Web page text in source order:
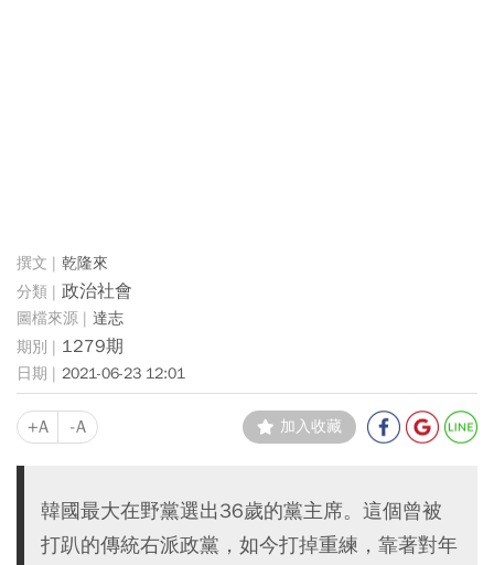
乾隆來
政治社會
達志
1279期
2021-06-23 12:01
+A -A 加入收藏
韓國最大在野黨選出36歲的黨主席。這個曾被
打趴的傳統右派政黨，如今打掉重練，靠著對年